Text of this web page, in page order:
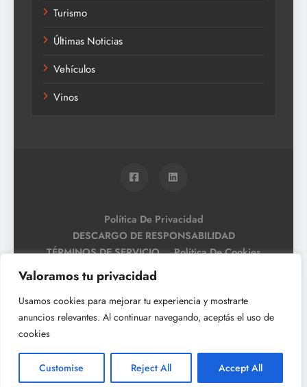
Valoramos tu privacidad
Usamos cookies para mejorar tu experiencia y mostrarte
anuncios relevantes. Al continuar navegando, aceptás el uso de
cookies
Customise Reject All Accept All
Turismo
Últimas Noticias
Vehículos
Vinos
Política De Privacidad
DESCARGO DE RESPONSABILIDAD
TÉRMINOS DE SERVICIO
Política De Cookies